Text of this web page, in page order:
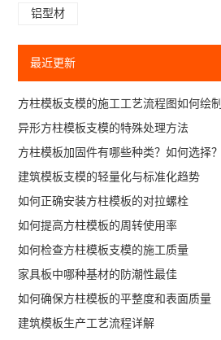
铝型材
最近更新
方柱模板支模的施工工艺流程图如何绘制
异形方柱模板支模的特殊处理方法
方柱模板加固件有哪些种类？如何选择？
建筑模板支模的轻量化与标准化趋势
如何正确安装方柱模板的对拉螺栓
如何提高方柱模板的周转使用率
如何检查方柱模板支模的施工质量
家具板中哪种基材的防潮性最佳
如何确保方柱模板的平整度和表面质量
建筑模板生产工艺流程详解